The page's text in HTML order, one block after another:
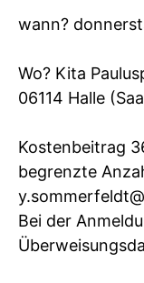
wann?
Wo? Kita
06114 Halle
Kostenbeitrag
begrenzte
Bei der